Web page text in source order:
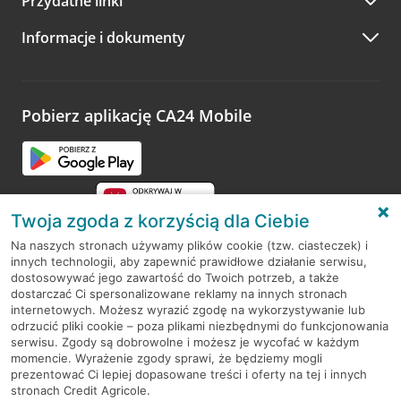
A po wizycie…
Zachęcamy do podzielenia się z nami opinią o wizycie.
opinie.
Informacje i dokumenty
Pobierz aplikację CA24 Mobile
RODO
Regulamin serwisu
Mapa serwisu
PolitykaCookies
Twoja zgoda z korzyścią dla Ciebie
Na naszych stronach używamy plików cookie (tzw. ciasteczek) i
innych technologii, aby zapewnić prawidłowe działanie serwisu,
dostosowywać jego zawartość do Twoich potrzeb, a także
dostarczać Ci spersonalizowane reklamy na innych stronach
internetowych. Możesz wyrazić zgodę na wykorzystywanie lub
odrzucić pliki cookie – poza plikami niezbędnymi do funkcjonowania
serwisu. Zgody są dobrowolne i możesz je wycofać w każdym
momencie. Wyrażenie zgody sprawi, że będziemy mogli
prezentować Ci lepiej dopasowane treści i oferty na tej i innych
stronach Credit Agricole.